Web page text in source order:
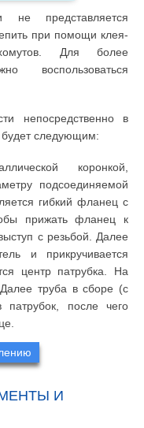
не представляется
при помощи клея-
Для более
воспользоваться
непосредственно в
будет следующим:
коронкой,
подсоединяемой
гибкий фланец с
прижать фланец к
с резьбой. Далее
и прикручивается
центр патрубка. На
труба в сборе (с
после чего
И